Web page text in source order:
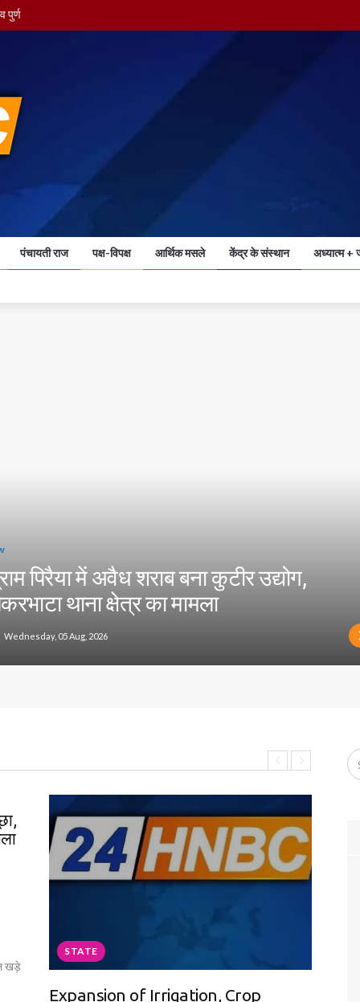
पुर्ण
कराया मिशन अस्पताल परिसर
पंचायती राज पक्ष-विपक्ष आर्थिक मसले केंद्र के संस्थान अध्यात्म +
पिरैया में अवैध शराब बना कुटीर उद्योग,
थाना क्षेत्र का मामला
Wednesday, 05 Aug, 2026
खड़े
STATE
Expansion of Irrigation, Crop
क्लब